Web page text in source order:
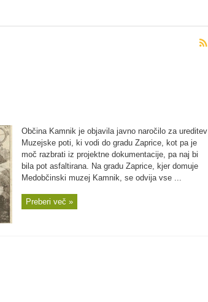
Občina Kamnik je objavila javno naročilo za ureditev
Muzejske poti, ki vodi do gradu Zaprice, kot pa je
moč razbrati iz projektne dokumentacije, pa naj bi
bila pot asfaltirana. Na gradu Zaprice, kjer domuje
Medobčinski muzej Kamnik, se odvija vse ...
Preberi več »